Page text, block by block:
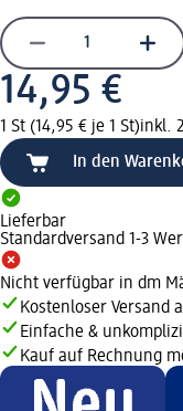
14,95 €
1 St (14,95 € je 1 St)inkl.
In den
Lieferbar
Standardversand 1-3
Nicht verfügbar in dm
Kostenloser Versand
Einfache &
Kauf auf Rechnung